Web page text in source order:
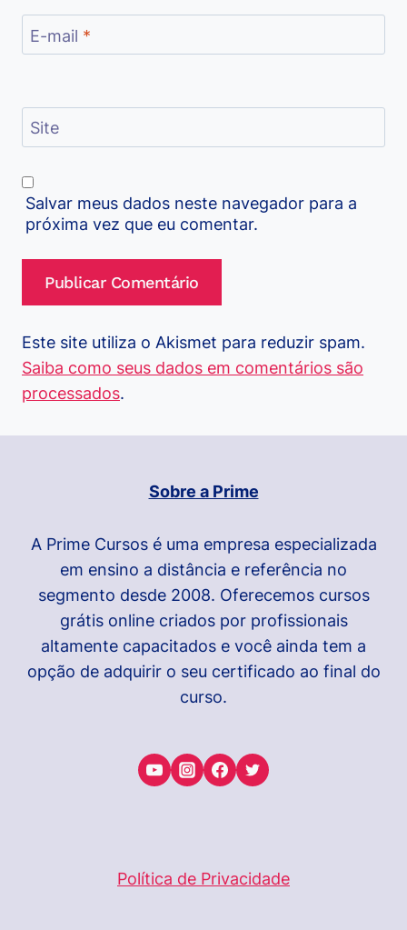
E-mail *
Site
Salvar meus dados neste navegador para a
próxima vez que eu comentar.
Este site utiliza o Akismet para reduzir spam.
Saiba como seus dados em comentários são
processados.
Sobre a Prime
A Prime Cursos é uma empresa especializada
em ensino a distância e referência no
segmento desde 2008. Oferecemos cursos
grátis online criados por profissionais
altamente capacitados e você ainda tem a
opção de adquirir o seu certificado ao final do
curso.
Política de Privacidade